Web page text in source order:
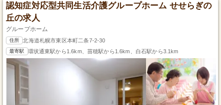
認知症対応型共同生活介護グループホーム せせらぎの
丘の求人
グループホーム
住所 北海道札幌市東区本町二条7-2-30
最寄駅 環状通東駅から1.6km、苗穂駅から1.6km、白石駅から3.1km